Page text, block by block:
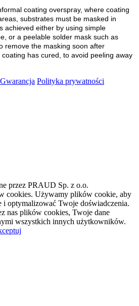
coating overspray, where coating
substrates must be masked in
achieved either by using simple
or a peelable solder mask such as
remove the masking soon after
has cured, to avoid peeling away
Gwarancja Polityka prywatności
przez PRAUD Sp. z o.o.
cookies. Używamy plików cookie, aby
i optymalizować Twoje doświadczenia.
nas plików cookies, Twoje dane
wszystkich innych użytkowników.